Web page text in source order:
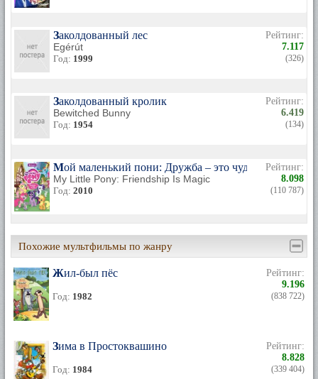
Заколдованный лес
Egérút
Год: 1999
Рейтинг:
7.117
(326)
Заколдованный кролик
Bewitched Bunny
Год: 1954
Рейтинг:
6.419
(134)
Мой маленький пони: Дружба – это чудо
My Little Pony: Friendship Is Magic
Год: 2010
Рейтинг:
8.098
(110 787)
Похожие мультфильмы по жанру
Жил-был пёс
Год: 1982
Рейтинг:
9.196
(838 722)
Зима в Простоквашино
Год: 1984
Рейтинг:
8.828
(339 404)